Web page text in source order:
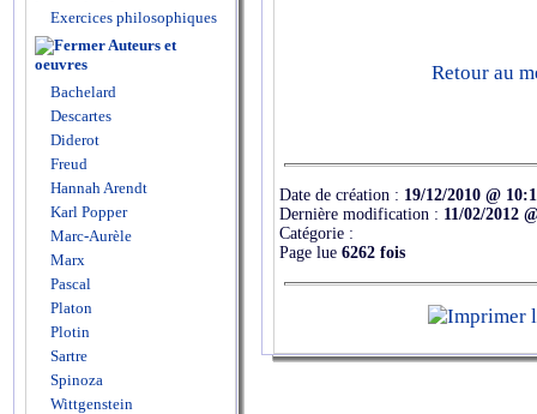
Exercices philosophiques
Auteurs et
oeuvres
Bachelard
Descartes
Diderot
Freud
Hannah Arendt
Karl Popper
Marc-Aurèle
Marx
Pascal
Platon
Plotin
Sartre
Spinoza
Wittgenstein
Retour au
Date de création : 19/12/2010 @
Dernière modification : 11/02/2012
Catégorie :
Page lue 6262 fois